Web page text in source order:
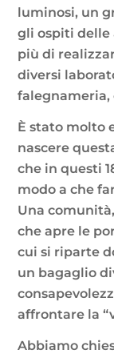
luminosi, un
gli ospiti
più di
diversi
falegnameria,
È stato molto
nascere
che in questi
modo a che
Una
che apre le
cui si riparte
un bagaglio
affrontare la
Abbiamo